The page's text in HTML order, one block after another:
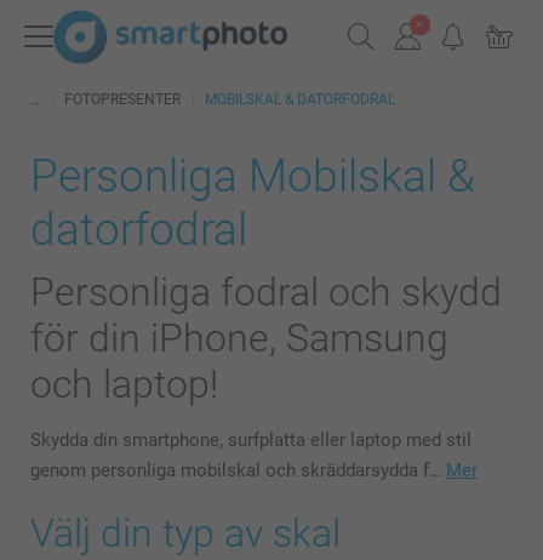
FOTOPRESENTER MOBILSKAL & DATORFODRAL
Personliga Mobilskal &
datorfodral
Personliga fodral och skydd
för din iPhone, Samsung
och laptop!
Skydda din smartphone, surfplatta eller laptop med stil
genom personliga mobilskal och skräddarsydda f… Mer
Välj din typ av skal